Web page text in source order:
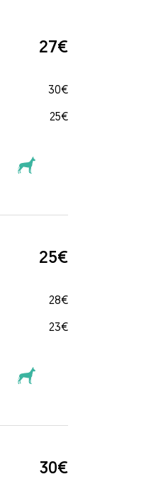
27€
30€
25€
25€
28€
23€
30€